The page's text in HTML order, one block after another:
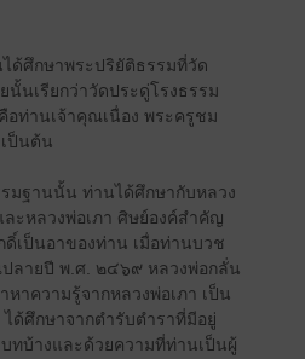
ด้ศึกษาพระปริยัติธรรมที่วัด
นั้นเรียกว่าวัดประดู่โรงธรรม
อท่านเจ้าคุณเนื่อง พระครูชม
ป็นต้น
มฐานนั้น ท่านได้ศึกษากับหลวง
ะหลวงพ่อเภา ศิษย์องค์สำคัญ
เป็นอาของท่าน เมื่อท่านบวช
ลายปี พ.ศ. ๒๔๖๙ หลวงพ่อกลั่น
าความรู้จากหลวงพ่อเภา เป็น
ด้ศึกษาจากตำรับตำราที่มีอยู่
ทบ้างและด้วยความที่ท่านเป็นผู้